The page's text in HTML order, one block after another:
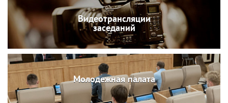
Видеотрансляции
заседаний
Молодежная палата